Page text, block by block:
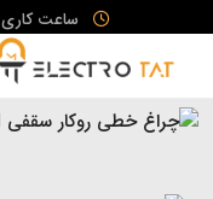
ساعت کاری 9 الی 17